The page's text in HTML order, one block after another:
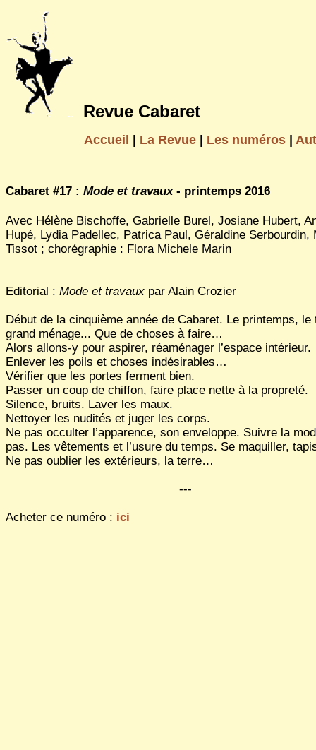
Revue Cabaret
Accueil La Revue Les numéros
Cabaret #17 : Mode et travaux- printemps 2016
Avec Hélène Bischoffe, Gabrielle Burel, Josiane Hubert,
Hupé, Lydia Padellec, Patrica Paul, Géraldine Serbourdin,
Tissot ; chorégraphie : Flora Michele Marin
Editorial : Mode et travaux par Alain Crozier
Début de la cinquième année de Cabaret. Le printemps, le
grand ménage... Que de choses à faire…
Alors allons-y pour aspirer, réaménager l’espace intérieur.
Enlever les poils et choses indésirables…
Vérifier que les portes ferment bien.
Passer un coup de chiffon, faire place nette à la propreté.
Silence, bruits. Laver les maux.
Nettoyer les nudités et juger les corps.
Ne pas occulter l’apparence, son enveloppe. Suivre la
pas. Les vêtements et l’usure du temps. Se maquiller,
Ne pas oublier les extérieurs, la terre…
---
Acheter ce numéro : ici